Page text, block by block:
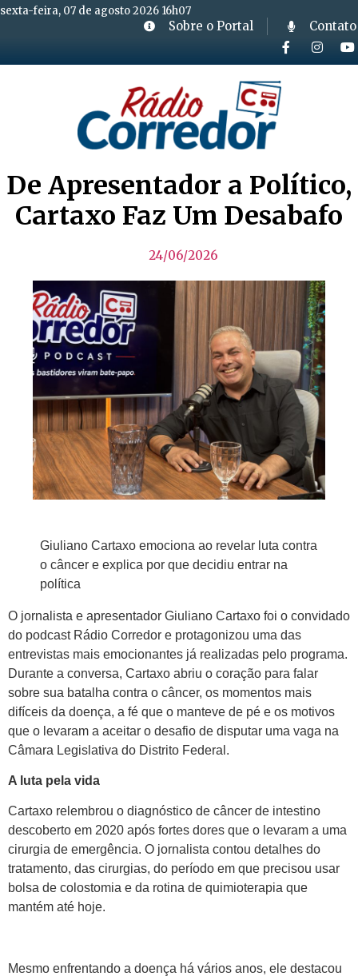
sexta-feira, 07 de agosto 2026 16h07
Sobre o Portal Contato
De Apresentador a Político,
Cartaxo Faz Um Desabafo
24/06/2026
Giuliano Cartaxo emociona ao revelar luta contra
o câncer e explica por que decidiu entrar na
política
O jornalista e apresentador Giuliano Cartaxo foi o convidado
do podcast Rádio Corredor e protagonizou uma das
entrevistas mais emocionantes já realizadas pelo programa.
Durante a conversa, Cartaxo abriu o coração para falar
sobre sua batalha contra o câncer, os momentos mais
difíceis da doença, a fé que o manteve de pé e os motivos
que o levaram a aceitar o desafio de disputar uma vaga na
Câmara Legislativa do Distrito Federal.
A luta pela vida
Cartaxo relembrou o diagnóstico de câncer de intestino
descoberto em 2020 após fortes dores que o levaram a uma
cirurgia de emergência. O jornalista contou detalhes do
tratamento, das cirurgias, do período em que precisou usar
bolsa de colostomia e da rotina de quimioterapia que
mantém até hoje.
Mesmo enfrentando a doença há vários anos, ele destacou